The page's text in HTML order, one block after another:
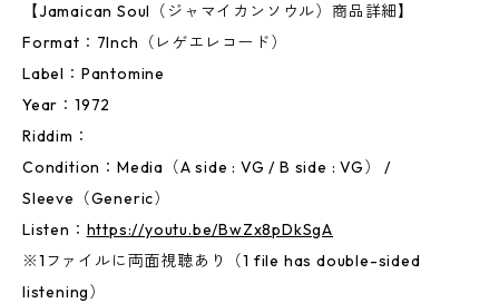
【Jamaican Soul（ジャマイカンソウル）商品詳細】
Format：7Inch（レゲエレコード）
Label：Pantomine
Year：1972
Riddim：
Condition：Media（A side : VG / B side : VG） /
Sleeve（Generic）
Listen： https://youtu.be/BwZx8pDkSgA
※1ファイルに両面視聴あり（1 file has double-sided
listening）